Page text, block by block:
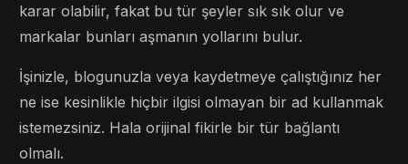
karar olabilir, fakat bu tür şeyler sık ​​sık olur ve
markalar bunları aşmanın yollarını bulur.
İşinizle, blogunuzla veya kaydetmeye çalıştığınız her
ne ise kesinlikle hiçbir ilgisi olmayan bir ad kullanmak
istemezsiniz. Hala orijinal fikirle bir tür bağlantı
olmalı.